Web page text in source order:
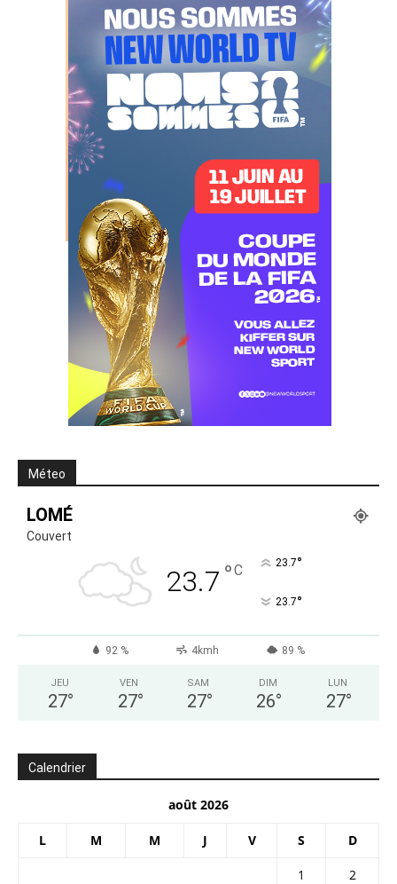
Méteo
LOMÉ
Couvert
23.7 °C 23.7°
23.7°
92 % 4kmh 89 %
JEU
27°
VEN
27°
SAM
27°
DIM
26°
LUN
27°
Calendrier
août 2026
L M M J V S D
1
2